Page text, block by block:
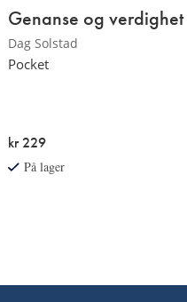
Genanse og verdighet
Dag Solstad
Pocket
kr 229
På lager